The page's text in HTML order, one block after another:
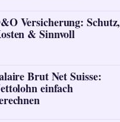
Versicherung: Schutz,
& Sinnvoll
Brut Net Suisse:
einfach